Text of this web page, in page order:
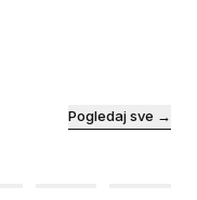
Pogledaj sve →